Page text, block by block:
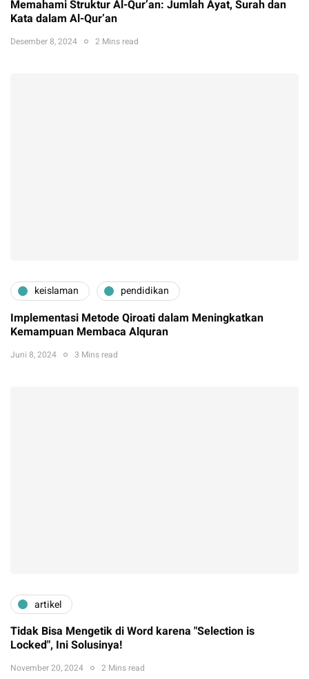
Memahami Struktur Al-Qur’an: Jumlah Ayat, Surah dan
Kata dalam Al-Qur’an
Desember 8, 2024 2 Mins read
keislaman pendidikan
Implementasi Metode Qiroati dalam Meningkatkan
Kemampuan Membaca Alquran
Juni 8, 2024 3 Mins read
artikel
Tidak Bisa Mengetik di Word karena "Selection is
Locked", Ini Solusinya!
November 20, 2024 2 Mins read